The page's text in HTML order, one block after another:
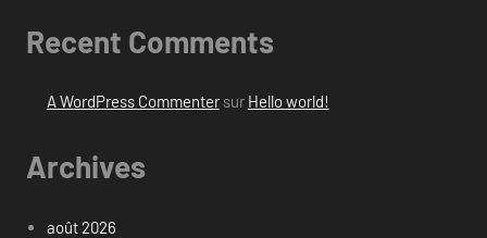
Recent Comments
A WordPress Commentersur Hello world!
Archives
août 2026